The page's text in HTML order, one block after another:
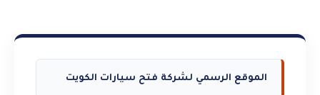
الموقع الرسمي لشركة فتح سيارات الكويت